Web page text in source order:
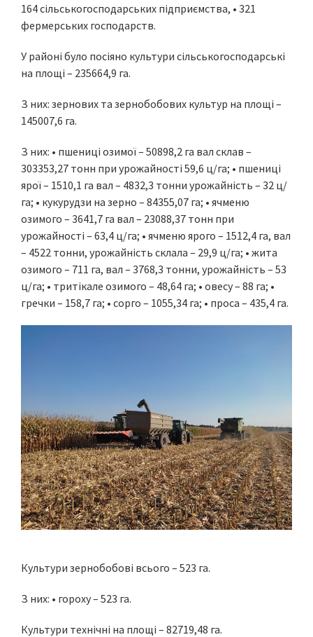
164 сільськогосподарських підприємства, • 321
фермерських господарств.
У районі було посіяно культури сільськогосподарські
на площі – 235664,9 га.
З них: зернових та зернобобових культур на площі –
145007,6 га.
З них: • пшениці озимої – 50898,2 га вал склав –
303353,27 тонн при урожайності 59,6 ц/га; • пшениці
ярої – 1510,1 га вал – 4832,3 тонни урожайність – 32 ц/
га; • кукурудзи на зерно – 84355,07 га; • ячменю
озимого – 3641,7 га вал – 23088,37 тонн при
урожайності – 63,4 ц/га; • ячменю ярого – 1512,4 га, вал
– 4522 тонни, урожайність склала – 29,9 ц/га; • жита
озимого – 711 га, вал – 3768,3 тонни, урожайність – 53
ц/га; • тритікале озимого – 48,64 га; • овесу – 88 га; •
гречки – 158,7 га; • сорго – 1055,34 га; • проса – 435,4 га.
Культури зернобобові всього – 523 га.
З них: • гороху – 523 га.
Культури технічні на площі – 82719,48 га.